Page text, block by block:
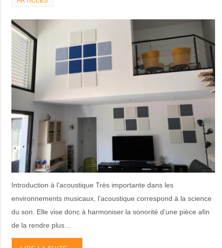
environnements musicaux, l’acoustique correspond à la science
du son. Elle vise donc à harmoniser la sonorité d’une pièce afin
de la rendre plus…
LIRE LA SUITE…